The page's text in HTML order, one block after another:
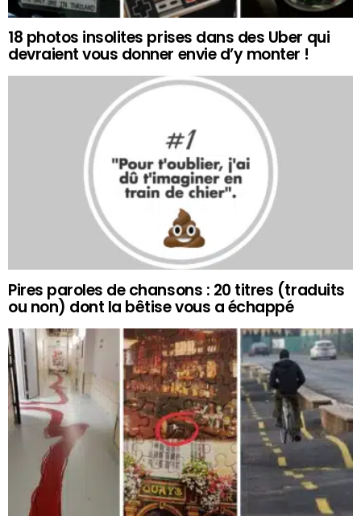
18 photos insolites prises dans des Uber qui
devraient vous donner envie d’y monter !
Pires paroles de chansons : 20 titres (traduits
ou non) dont la bêtise vous a échappé